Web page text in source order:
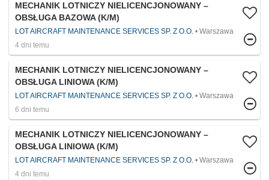
MECHANIK LOTNICZY NIELICENCJONOWANY –
OBSŁUGA BAZOWA (K/M)
LOT AIRCRAFT MAINTENANCE SERVICES SP. Z O.O.
Warszawa
4 dni temu
MECHANIK LOTNICZY NIELICENCJONOWANY –
OBSŁUGA LINIOWA (K/M)
LOT AIRCRAFT MAINTENANCE SERVICES SP. Z O.O.
Warszawa
6 dni temu
MECHANIK LOTNICZY NIELICENCJONOWANY –
OBSŁUGA LINIOWA (K/M)
LOT AIRCRAFT MAINTENANCE SERVICES SP. Z O.O.
Warszawa
4 dni temu